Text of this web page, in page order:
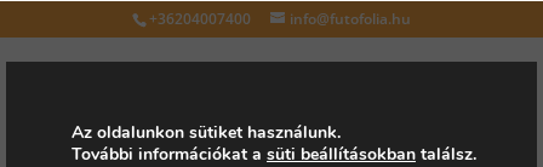
+36204007400 info@futofolia.hu
Az oldalunkon sütiket használunk.
További információkat a süti beállításokban találsz.